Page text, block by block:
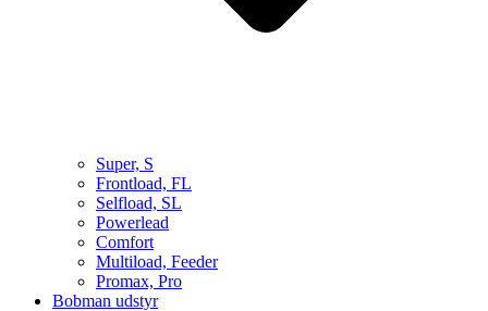
Super, S
Frontload, FL
Selfload, SL
Powerlead
Comfort
Multiload, Feeder
Promax, Pro
Bobman udstyr